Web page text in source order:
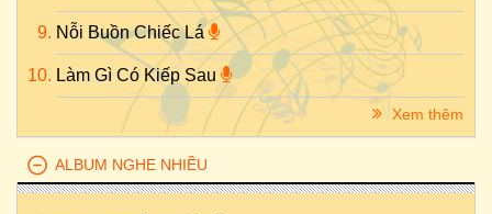
Nỗi Buồn Chiếc Lá
Làm Gì Có Kiếp Sau
Xem thêm
ALBUM NGHE NHIỀU